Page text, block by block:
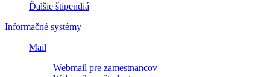
Ďalšie štipendiá
Informačné systémy
Mail
Webmail pre zamestnancov